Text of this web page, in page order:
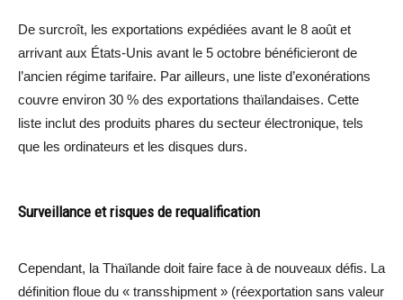
De surcroît, les exportations expédiées avant le 8 août et
arrivant aux États-Unis avant le 5 octobre bénéficieront de
l’ancien régime tarifaire. Par ailleurs, une liste d’exonérations
couvre environ 30 % des exportations thaïlandaises. Cette
liste inclut des produits phares du secteur électronique, tels
que les ordinateurs et les disques durs.
Surveillance et risques de requalification
Cependant, la Thaïlande doit faire face à de nouveaux défis. La
définition floue du « transshipment » (réexportation sans valeur